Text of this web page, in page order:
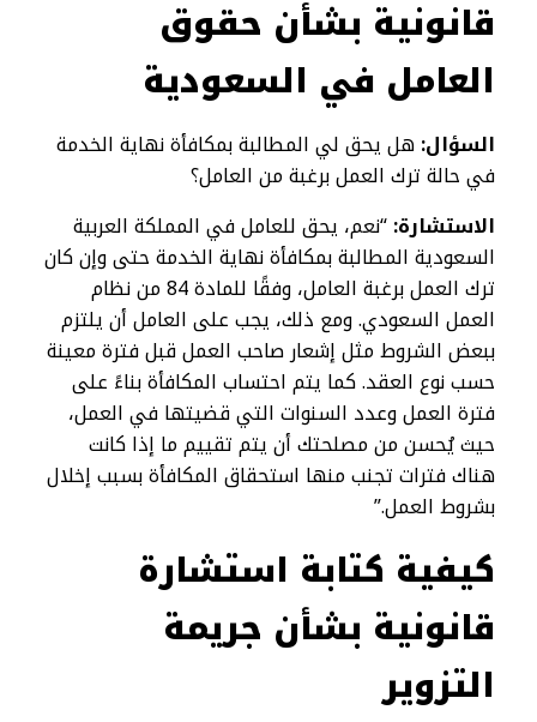
قانونية بشأن حقوق
العامل في السعودية
السؤال:هل يحق لي المطالبة بمكافأة نهاية الخدمة
في حالة ترك العمل برغبة من العامل؟
الاستشارة:“نعم، يحق للعامل في المملكة العربية
السعودية المطالبة بمكافأة نهاية الخدمة حتى وإن كان
ترك العمل برغبة العامل، وفقًا للمادة 84 من نظام
العمل السعودي. ومع ذلك، يجب على العامل أن يلتزم
ببعض الشروط مثل إشعار صاحب العمل قبل فترة معينة
حسب نوع العقد. كما يتم احتساب المكافأة بناءً على
فترة العمل وعدد السنوات التي قضيتها في العمل،
حيث يُحسن من مصلحتك أن يتم تقييم ما إذا كانت
هناك فترات تجنب منها استحقاق المكافأة بسبب إخلال
بشروط العمل.”
كيفية كتابة استشارة
قانونية بشأن جريمة
التزوير